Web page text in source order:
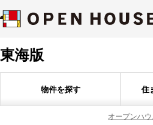
東海版
物件を探す 住
オープンハ